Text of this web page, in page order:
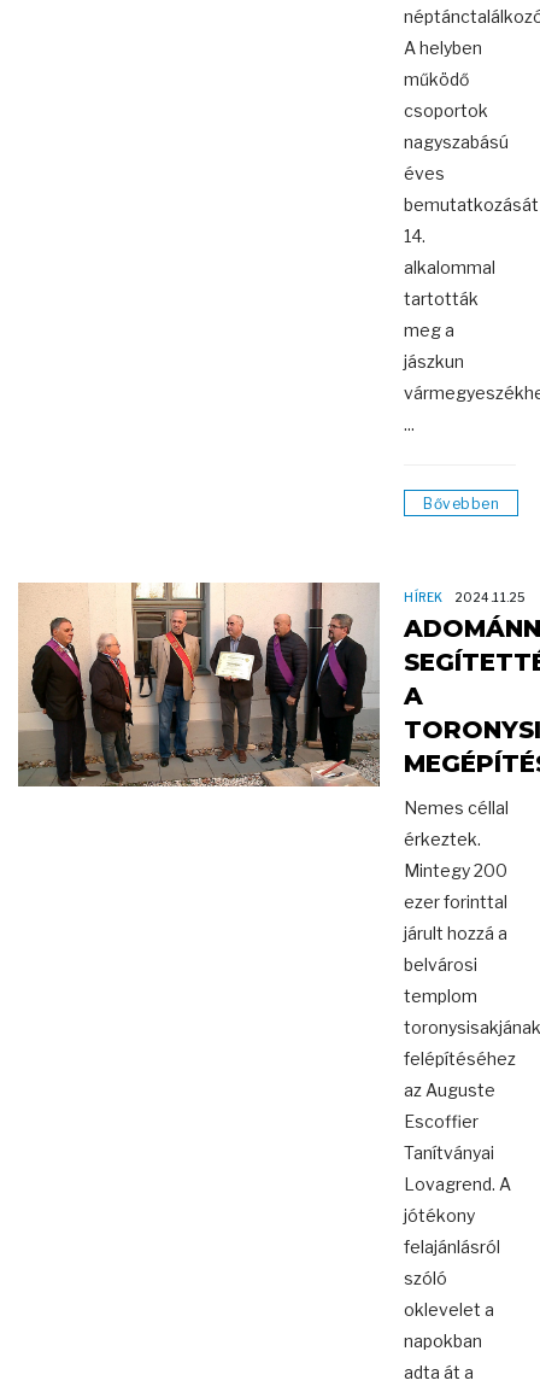
A helyben
működő
csoportok
nagyszabású
éves
bemutatkozását
14.
alkalommal
tartották
meg a
jászkun
...
Bővebben
HÍREK 2024.11.25
A
Nemes céllal
érkeztek.
Mintegy 200
ezer forinttal
járult hozzá a
belvárosi
templom
toronysisakjának
felépítéséhez
az Auguste
Escoffier
Tanítványai
Lovagrend. A
jótékony
felajánlásról
szóló
oklevelet a
napokban
adta át a